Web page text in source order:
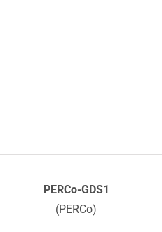
PERCo-GDS1
(PERCo)